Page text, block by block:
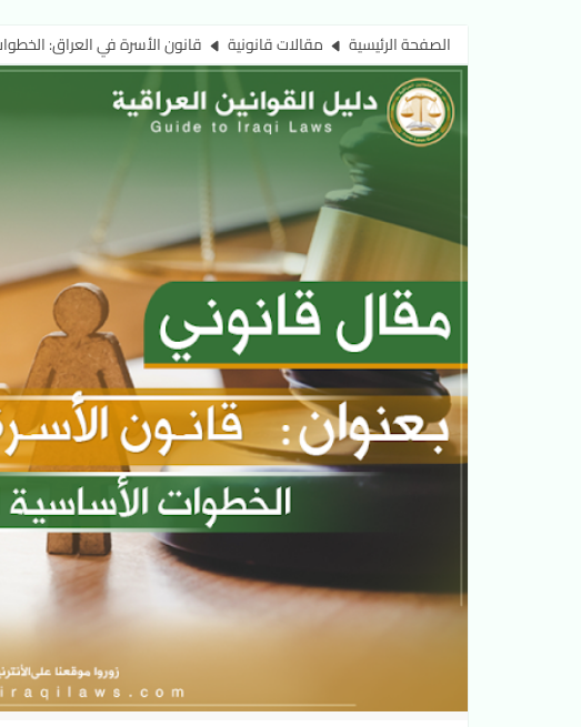
الصفحة الرئيسية مقالات قانونية قانون الأسرة في العراق: